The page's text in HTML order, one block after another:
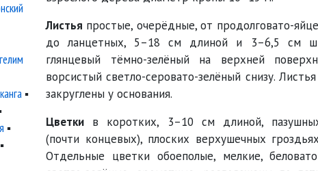
Листья простые, очерёдные, от продолговато-
до ланцетных, 5–18 см длиной и 3–6,5 см
глянцевый тёмно-зелёный на верхней
ворсистый светло-серовато-зелёный снизу.
закруглены у основания.
Цветки в коротких, 3–10 см длиной,
(почти концевых), плоских верхушечных
Отдельные цветки обоеполые, мелкие,
▪
▪
▪